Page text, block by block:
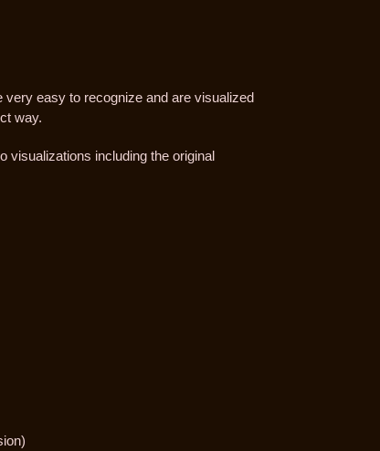
very easy to recognize and are visualized
way.
visualizations including the original